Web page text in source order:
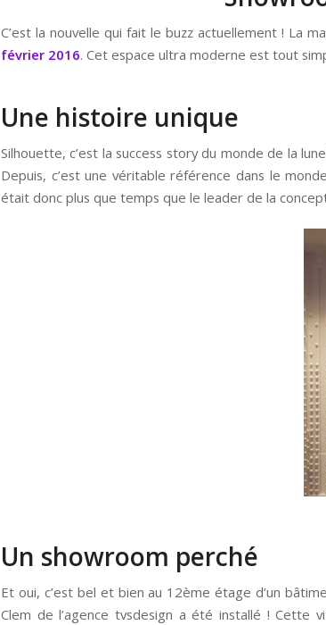
C’est la nouvelle qui fait le buzz actuellement ! La
février 2016. Cet espace ultra moderne est tout
Une histoire unique
Silhouette, c’est la success story du monde de la
Depuis, c’est une véritable référence dans le
était donc plus que temps que le leader de la
Un showroom perché
Et oui, c’est bel et bien au 12ème étage d’un
Clem de l’agence tvsdesign a été installé ! Cette